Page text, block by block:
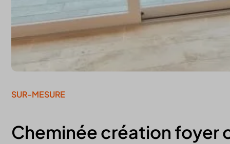
Cheminée création foyer
SUR-MESURE